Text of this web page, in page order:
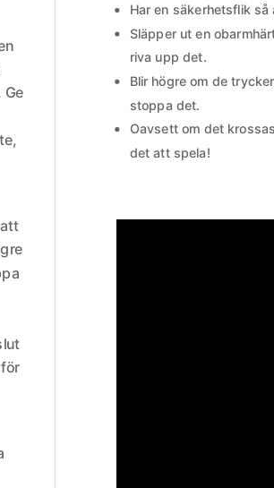
Har en säkerhetsflik
Släpper ut en
riva upp det.
Blir högre om de
stoppa det.
Oavsett om det
det att spela!